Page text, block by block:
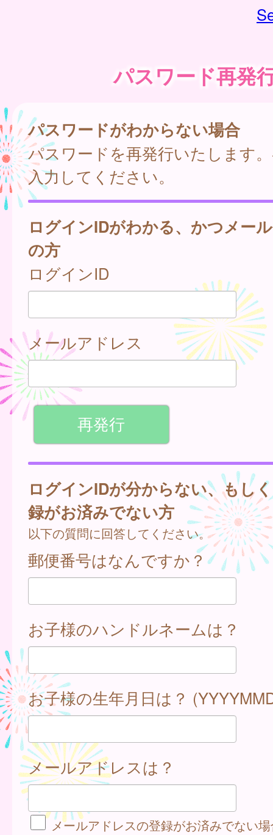
パスワード再発
パスワードがわからない場合
パスワードを再発行いたします
入力してください。
ログインIDがわかる、かつメー
の方
ログインID
メールアドレス
ログインIDが分からない、もし
録がお済みでない方
以下の質問に回答してください。
郵便番号はなんですか？
お子様のハンドルネームは？
お子様の生年月日は？
メールアドレスは？
メールアドレスの登録がお済みでない